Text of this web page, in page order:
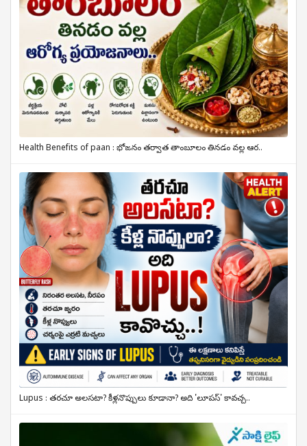
Health Benefits of paan : భోజనం తర్వాత తాంబూలం తినడం వల్ల ఆర..
Lupus : తరచూ అలసటా? కీళ్లనొప్పులు కూడానా? అది 'లూపస్' కావచ్చ..